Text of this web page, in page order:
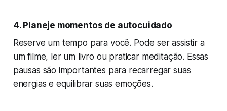
4. Planeje momentos de autocuidado
Reserve um tempo para você. Pode ser assistir a
um filme, ler um livro ou praticar meditação. Essas
pausas são importantes para recarregar suas
energias e equilibrar suas emoções.